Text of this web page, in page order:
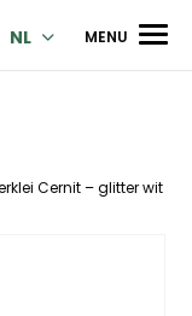
créations
NL MENU
Cernit – glitter wit